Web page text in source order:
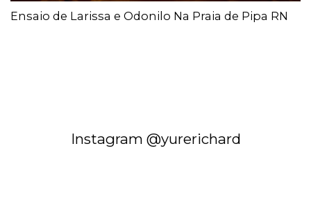
Ensaio de Larissa e Odonilo Na Praia de Pipa RN
Instagram @yurerichard